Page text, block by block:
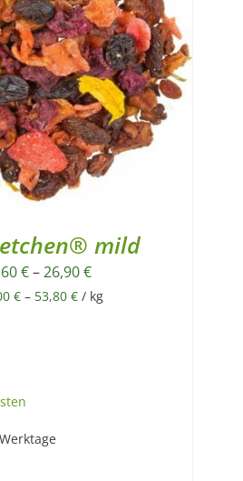
mild
€–26,90€
€– 53,80 €/ kg